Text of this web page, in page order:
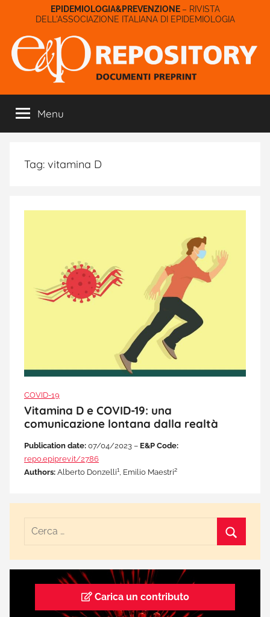
contenuto
– RIVISTA
DELL'ASSOCIAZIONE ITALIANA DI EPIDEMIOLOGIA
E&P
Repository
Menu
Tag: vitamina D
COVID-19
Vitamina D e COVID-19: una
comunicazione lontana dalla realtà
Publication date: 07/04/2023 – E&P Code:
repo.epiprev.it/2786
Authors: Alberto Donzelli1 , Emilio Maestri2
Carica un contributo